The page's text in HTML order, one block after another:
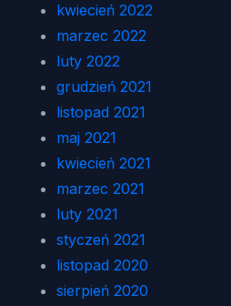
kwiecień 2022
marzec 2022
luty 2022
grudzień 2021
listopad 2021
maj 2021
kwiecień 2021
marzec 2021
luty 2021
styczeń 2021
listopad 2020
sierpień 2020